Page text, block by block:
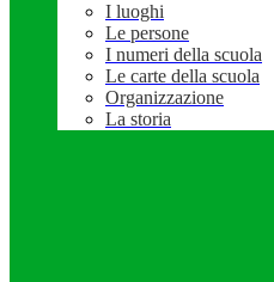
I luoghi
Le persone
I numeri della scuola
Le carte della scuola
Organizzazione
La storia